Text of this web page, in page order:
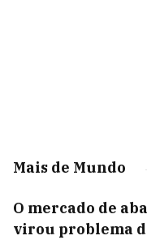
Mais de Mundo
O mercado de
virou problema